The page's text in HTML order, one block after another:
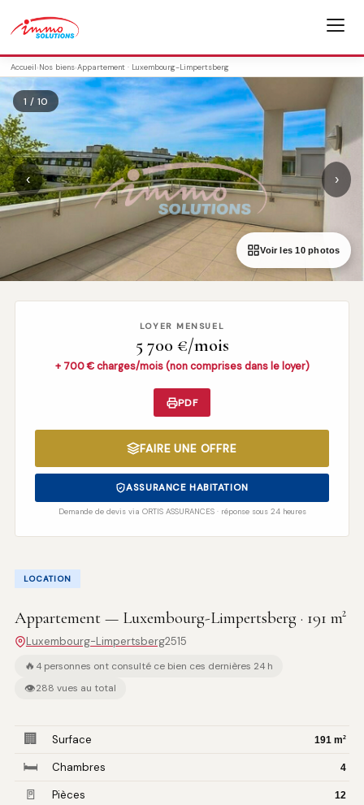
Accueil›Nos biens›Appartement · Luxembourg-Limpertsberg
‹ ›
1 / 10
Voir les 10 photos
LOCATION
Appartement — Luxembourg-Limpertsberg · 191 m²
Luxembourg-Limpertsberg2515
🔥 4 personnes ont consulté ce bien ces dernières 24 h
👁288 vues au total
🏢 191 m2
Surface
🛏 4
Chambres
🚪 12
Pièces
LOYER MENSUEL
5 700 €/mois
+ 700 € charges/mois (non comprises dans le loyer)
PDF
FAIRE UNE OFFRE
ASSURANCE HABITATION
Demande de devis via ORTIS ASSURANCES · réponse sous 24 heures